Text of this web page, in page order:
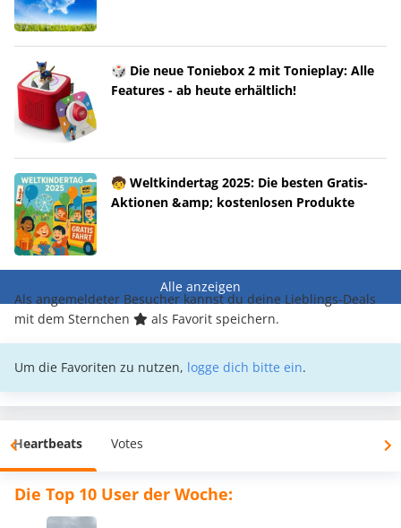
🎲 Die neue Toniebox 2 mit Tonieplay: Alle
Features - ab heute erhältlich!
🧒 Weltkindertag 2025: Die besten Gratis-
Aktionen &amp; kostenlosen Produkte
Alle anzeigen
Als angemeldeter Besucher kannst du deine Lieblings-Deals
mit dem Sternchen
als Favorit speichern.
Um die Favoriten zu nutzen, logge dich bitte ein.
Heartbeats Votes
Die Top 10 User der Woche: